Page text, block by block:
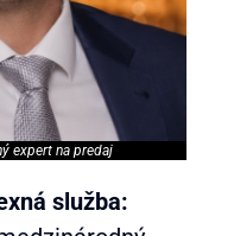
expert na predaj
služba: